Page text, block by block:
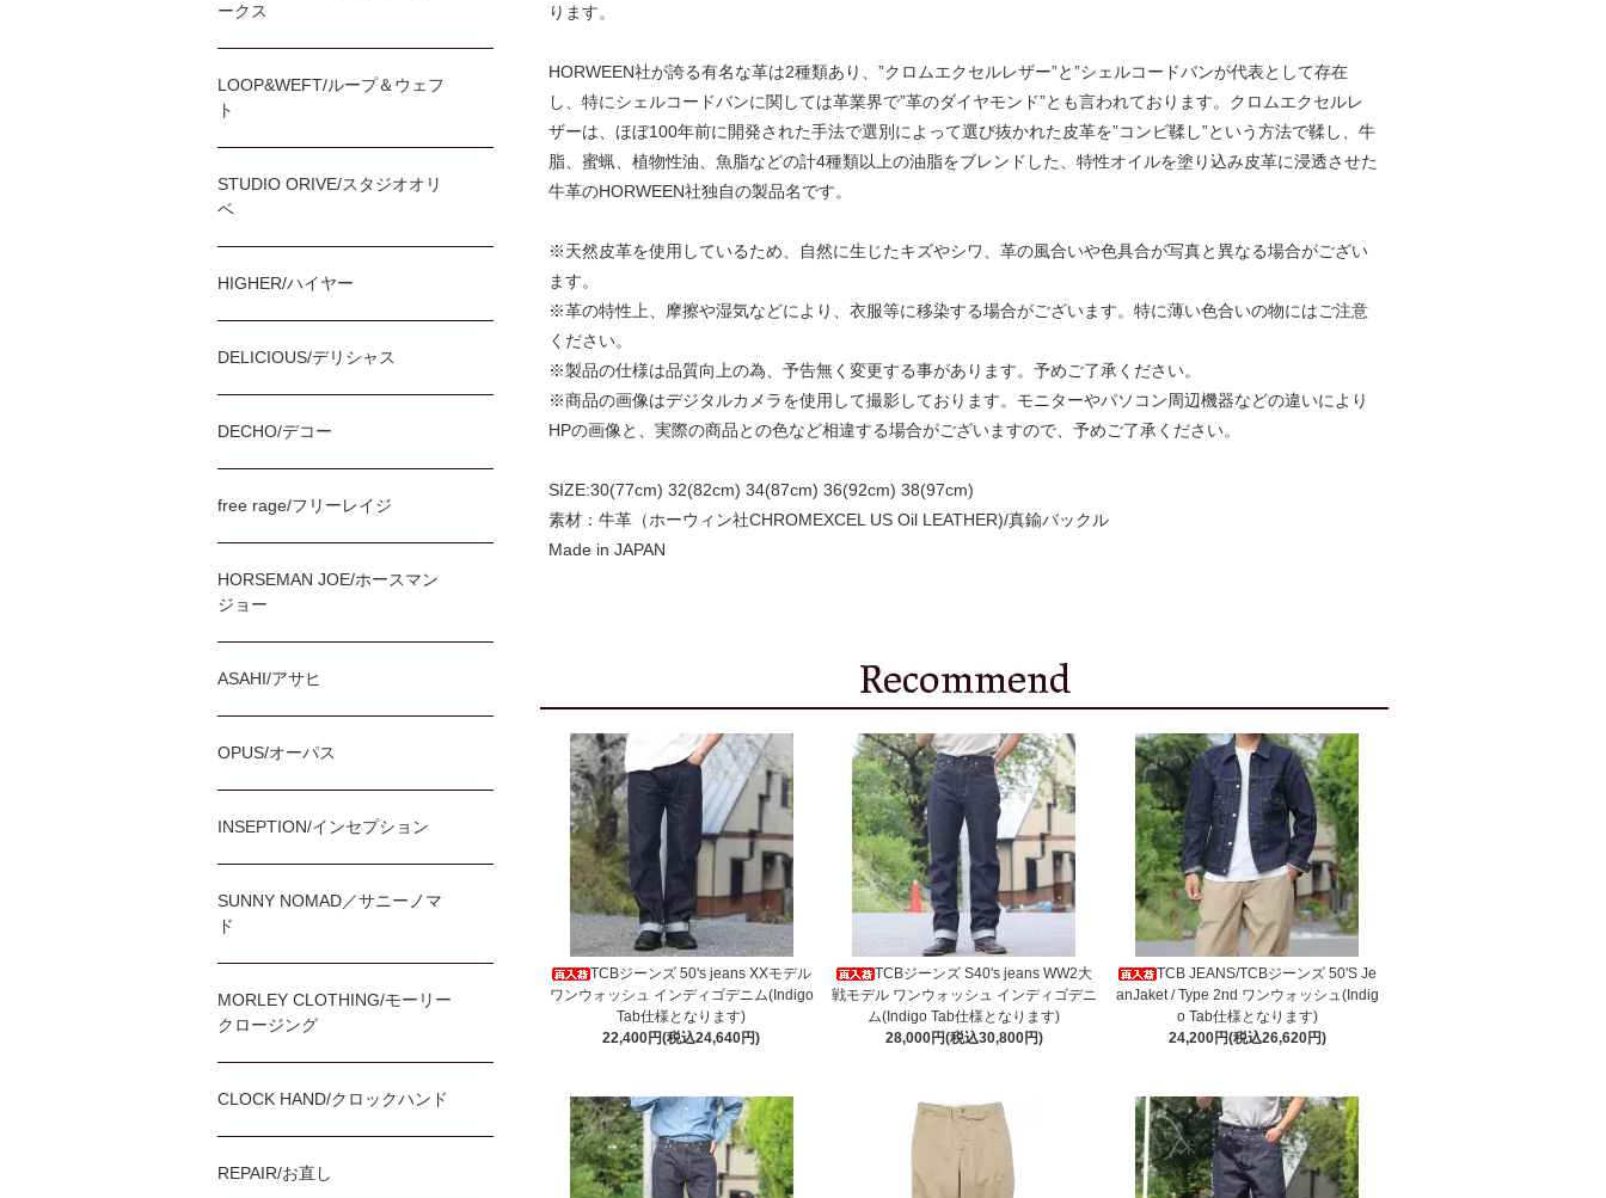
ります。
HORWEEN社が誇る有名な革は2種類あり、”クロムエクセルレザー”と”シェルコードバンが代表として存在
し、特にシェルコードバンに関しては革業界で”革のダイヤモンド”とも言われております。クロムエクセルレ
ザーは、ほぼ100年前に開発された手法で選別によって選び抜かれた皮革を”コンビ鞣し”という方法で鞣し、牛
脂、蜜蝋、植物性油、魚脂などの計4種類以上の油脂をブレンドした、特性オイルを塗り込み皮革に浸透させた
牛革のHORWEEN社独自の製品名です。
※天然皮革を使用しているため、自然に生じたキズやシワ、革の風合いや色具合が写真と異なる場合がござい
ます。
※革の特性上、摩擦や湿気などにより、衣服等に移染する場合がございます。特に薄い色合いの物にはご注意
ください。
※製品の仕様は品質向上の為、予告無く変更する事があります。予めご了承ください。
※商品の画像はデジタルカメラを使用して撮影しております。モニターやパソコン周辺機器などの違いにより
HPの画像と、実際の商品との色など相違する場合がございますので、予めご了承ください。
SIZE:30(77cm) 32(82cm) 34(87cm) 36(92cm) 38(97cm)
素材：牛革（ホーウィン社CHROMEXCEL US Oil LEATHER)/真鍮バックル
Made in JAPAN
TCBジーンズ 50's jeans XXモデル
ワンウォッシュ インディゴデニム(Indigo
Tab仕様となります)
22,400円(税込24,640円)
TCBジーンズ S40's jeans WW2大
戦モデル ワンウォッシュ インディゴデニ
ム(Indigo Tab仕様となります)
28,000円(税込30,800円)
TCB JEANS/TCBジーンズ 50'S Je
anJaket / Type 2nd ワンウォッシュ(Indig
o Tab仕様となります)
24,200円(税込26,620円)
ークス
LOOP&WEFT/ループ＆ウェフ
ト
STUDIO ORIVE/スタジオオリ
ベ
HIGHER/ハイヤー
DELICIOUS/デリシャス
DECHO/デコー
free rage/フリーレイジ
HORSEMAN JOE/ホースマン
ジョー
ASAHI/アサヒ
OPUS/オーパス
INSEPTION/インセプション
SUNNY NOMAD／サニーノマ
ド
MORLEY CLOTHING/モーリー
クロージング
CLOCK HAND/クロックハンド
REPAIR/お直し